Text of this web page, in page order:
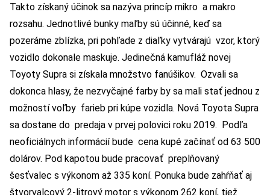
Takto získaný účinok sa nazýva princíp mikro a makro
rozsahu. Jednotlivé bunky maľby sú účinné, keď sa
pozeráme zblízka, pri pohľade z diaľky vytvárajú vzor, ktorý
vozidlo dokonale maskuje. Jedinečná kamufláž novej
Toyoty Supra si získala množstvo fanúšikov. Ozvali sa
dokonca hlasy, že nezvyčajné farby by sa mali stať jednou z
možností voľby farieb pri kúpe vozidla. Nová Toyota Supra
sa dostane do predaja v prvej polovici roku 2019. Podľa
neoficiálnych informácií bude cena kupé začínať od 63 500
dolárov. Pod kapotou bude pracovať preplňovaný
šesťvalec s výkonom až 335 koní. Ponuka bude zahŕňať aj
štvorvalcový 2-litrový motor s výkonom 262 koní, tiež